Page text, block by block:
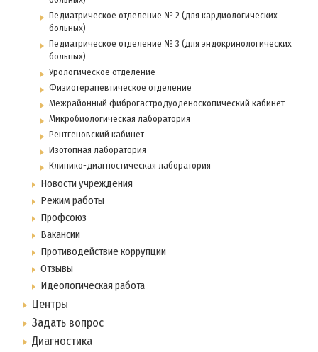
Педиатрическое отделение № 2 (для кардиологических
больных)
Педиатрическое отделение № 3 (для эндокринологических
больных)
Урологическое отделение
Физиотерапевтическое отделение
Межрайонный фиброгастродуоденоскопический кабинет
Микробиологическая лаборатория
Рентгеновский кабинет
Изотопная лаборатория
Клинико-диагностическая лаборатория
Новости учреждения
Режим работы
Профсоюз
Вакансии
Противодействие коррупции
Отзывы
Идеологическая работа
Центры
Задать вопрос
Диагностика